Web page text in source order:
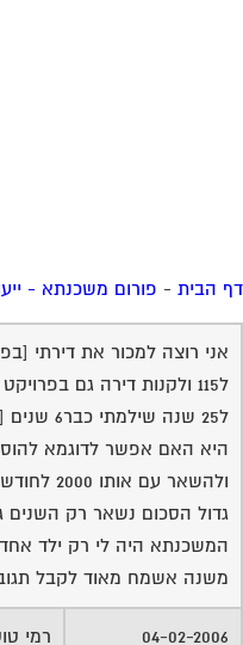
הבית-פורום משכנתא - ייעוץ
ולהשאר עם
גדול הסכום נשאר רק השנים
משנה אשמח מאוד לקבל
04-02-2006
רמי